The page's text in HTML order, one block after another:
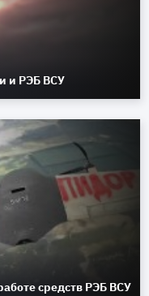
и РЭБ ВСУ
средств РЭБ ВСУ